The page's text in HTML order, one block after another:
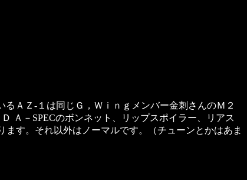
ＡＺ-１は同じＧ，Ｗｉｎｇメンバー金刺さんのＭ２
Ａ－SPECのボンネット、リップスポイラー、リアス
す。それ以外はノーマルです。（チューンとかはあま